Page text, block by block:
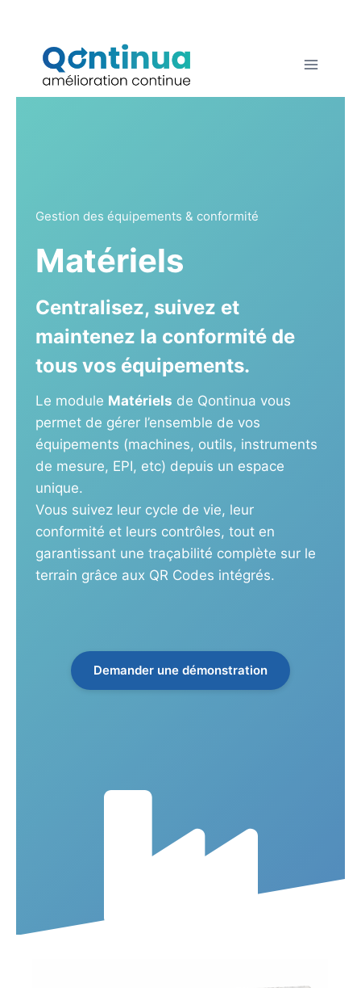
contenu
Gestion des équipements & conformité
Matériels
Centralisez, suivez et
maintenez la conformité de
tous vos équipements.
Le module Matériels de Qontinua vous
permet de gérer l’ensemble de vos
équipements (machines, outils, instruments
de mesure, EPI, etc) depuis un espace
unique.
Vous suivez leur cycle de vie, leur
conformité et leurs contrôles, tout en
garantissant une traçabilité complète sur le
terrain grâce aux QR Codes intégrés.
Demander une démonstration